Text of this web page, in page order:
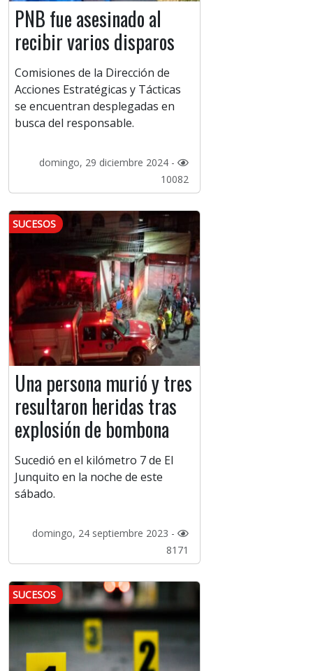
PNB fue asesinado al
recibir varios disparos
Comisiones de la Dirección de
Acciones Estratégicas y Tácticas
se encuentran desplegadas en
busca del responsable.
domingo, 29 diciembre 2024 -
10082
SUCESOS
Una persona murió y tres
resultaron heridas tras
explosión de bombona
Sucedió en el kilómetro 7 de El
Junquito en la noche de este
sábado.
domingo, 24 septiembre 2023 -
8171
SUCESOS